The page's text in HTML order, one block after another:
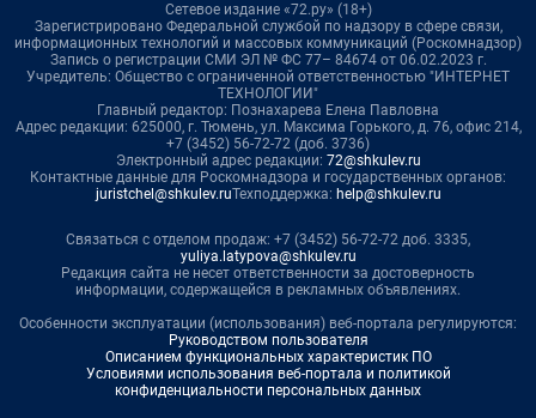
Сетевое издание «72.ру» (18+)
Зарегистрировано Федеральной службой по надзору в сфере связи,
информационных технологий и массовых коммуникаций (Роскомнадзор)
Запись о регистрации СМИ ЭЛ № ФС 77– 84674 от 06.02.2023 г.
Учредитель: Общество с ограниченной ответственностью "ИНТЕРНЕТ
ТЕХНОЛОГИИ"
Главный редактор: Познахарева Елена Павловна
Адрес редакции: 625000, г. Тюмень, ул. Максима Горького, д. 76, офис 214,
+7 (3452) 56-72-72 (доб. 3736)
Электронный адрес редакции: 72@shkulev.ru
Контактные данные для Роскомнадзора и государственных органов:
juristchel@shkulev.ruТехподдержка: help@shkulev.ru
Связаться с отделом продаж: +7 (3452) 56-72-72 доб. 3335,
yuliya.latypova@shkulev.ru
Редакция сайта не несет ответственности за достоверность
информации, содержащейся в рекламных объявлениях.
Особенности эксплуатации (использования) веб-портала регулируются:
Руководством пользователя
Описанием функциональных характеристик ПО
Условиями использования веб-портала и политикой
конфиденциальности персональных данных